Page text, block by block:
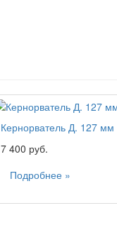
Кернорватель Д. 127 мм
7 400 руб.
Подробнее »